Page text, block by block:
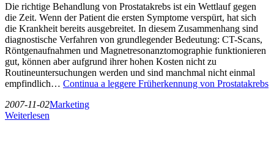
Die richtige Behandlung von Prostatakrebs ist ein Wettlauf gegen
die Zeit. Wenn der Patient die ersten Symptome verspürt, hat sich
die Krankheit bereits ausgebreitet. In diesem Zusammenhang sind
diagnostische Verfahren von grundlegender Bedeutung: CT-Scans,
Röntgenaufnahmen und Magnetresonanztomographie funktionieren
gut, können aber aufgrund ihrer hohen Kosten nicht zu
Routineuntersuchungen werden und sind manchmal nicht einmal
empfindlich… Continua a leggere Früherkennung von Prostatakrebs
2007-11-02Marketing
Weiterlesen